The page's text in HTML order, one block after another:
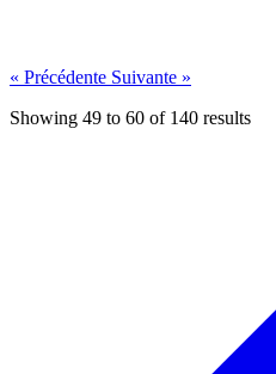
4 years ago Lire plus →
« Précédente Suivante »
Showing 49 to 60 of 140 results